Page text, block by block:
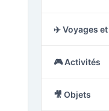
✈️ Voyages
🎮 Activités
🎥 Objets